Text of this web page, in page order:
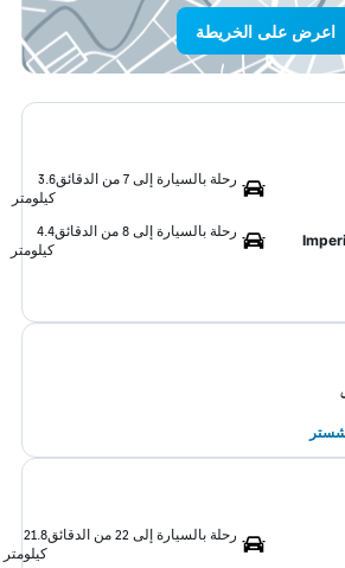
اعرض على الخريطة
رحلة بالسيارة إلى 7 من الدقائق
3.6
كيلومتر
رحلة بالسيارة إلى 8 من الدقائق
4.4
كيلومتر
رحلة بالسيارة إلى 22 من الدقائق
21.8
كيلومتر